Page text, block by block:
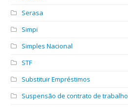
Serasa
Simpi
Simples Nacional
STF
Substituir Empréstimos
Suspensão de contrato de trabalho